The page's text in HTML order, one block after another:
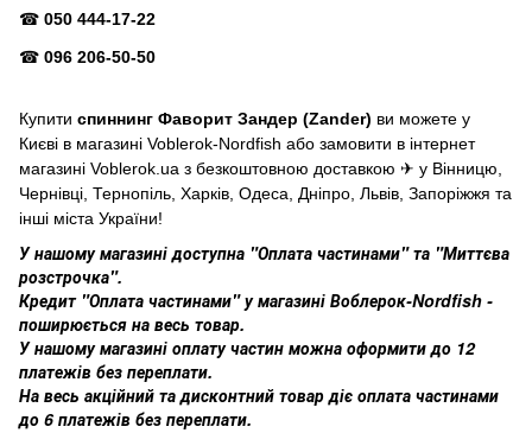
☎ 050 444-17-22
☎ 096 206-50-50
Купити спиннинг Фаворит Зандер (Zander) ви можете у
Києві в магазині Voblerok-Nordfish або замовити в інтернет
магазині Voblerok.ua з безкоштовною доставкою ✈ у Вінницю,
Чернівці, Тернопіль, Харків, Одеса, Дніпро, Львів, Запоріжжя та
інші міста України!
У нашому магазині доступна "Оплата частинами" та "Миттєва
розстрочка".
Кредит "Оплата частинами" у магазині Воблерок-Nordfish -
поширюється на весь товар.
У нашому магазині оплату частин можна оформити до 12
платежів без переплати.
На весь акційний та дисконтний товар діє оплата частинами
до 6 платежів без переплати.